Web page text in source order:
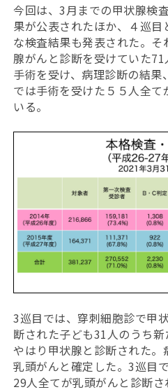
今回は、3月までの甲状腺検
果が公表されたほか、４巡
な検査結果も発表された。
腺がんと診断を受けていた
手術を受け、病理診断の結果
では手術を受けた５５人全
いる。
3巡目では、穿刺細胞診で甲
断された子ども31人のうち新
やはり甲状腺と診断された。
乳頭がんと確定した。3巡目
29人全てが乳頭がんと診断さ